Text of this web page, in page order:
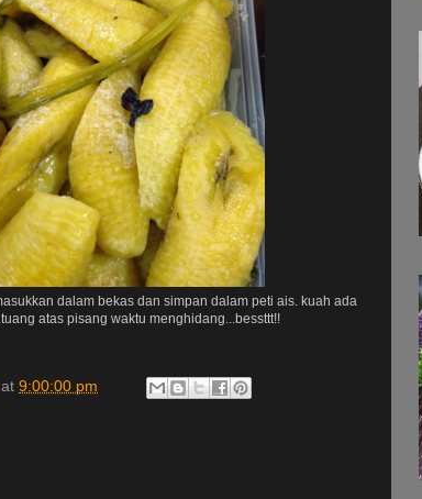
dalam bekas dan simpan dalam peti ais. kuah ada
atas pisang waktu menghidang...bessttt!!
at 9:00:00 pm